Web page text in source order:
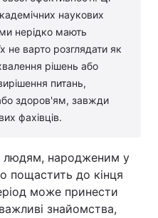
наукових
нерідко мають
не варто розглядати як
рішень або
питань,
здоров'ям, завжди
фахівців.
людям, народженим у
пощастить до кінця
може принести
знайомства,